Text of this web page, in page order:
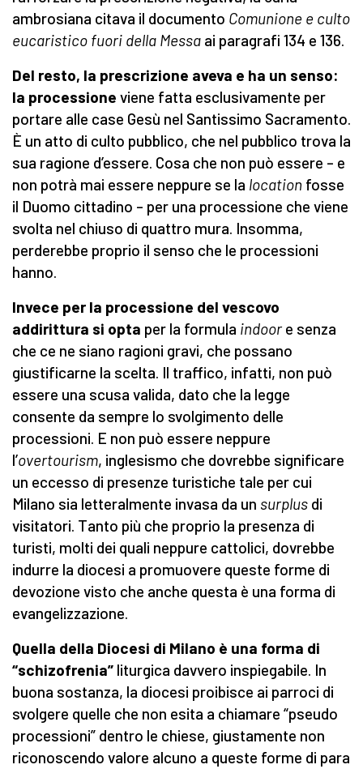
ambrosiana citava il documento Comunione e culto
eucaristico fuori della Messa ai paragrafi 134 e 136.
Del resto, la prescrizione aveva e ha un senso:
la processione viene fatta esclusivamente per
portare alle case Gesù nel Santissimo Sacramento.
È un atto di culto pubblico, che nel pubblico trova la
sua ragione d’essere. Cosa che non può essere – e
non potrà mai essere neppure se la location fosse
il Duomo cittadino – per una processione che viene
svolta nel chiuso di quattro mura. Insomma,
perderebbe proprio il senso che le processioni
hanno.
Invece per la processione del vescovo
addirittura si opta per la formula indoore senza
che ce ne siano ragioni gravi, che possano
giustificarne la scelta. Il traffico, infatti, non può
essere una scusa valida, dato che la legge
consente da sempre lo svolgimento delle
processioni. E non può essere neppure
l’overtourism, inglesismo che dovrebbe significare
un eccesso di presenze turistiche tale per cui
Milano sia letteralmente invasa da un surplus di
visitatori. Tanto più che proprio la presenza di
turisti, molti dei quali neppure cattolici, dovrebbe
indurre la diocesi a promuovere queste forme di
devozione visto che anche questa è una forma di
evangelizzazione.
Quella della Diocesi di Milano è una forma di
“schizofrenia” liturgica davvero inspiegabile. In
buona sostanza, la diocesi proibisce ai parroci di
svolgere quelle che non esita a chiamare “pseudo
processioni” dentro le chiese, giustamente non
riconoscendo valore alcuno a queste forme di para